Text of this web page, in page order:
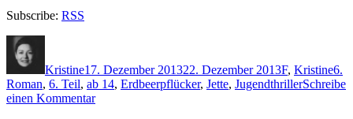
Subscribe: RSS
Kristine17. Dezember 201322. Dezember 2013F, Kristine6.
Roman, 6. Teil, ab 14, Erdbeerpflücker, Jette, JugendthrillerSchreibe
einen Kommentarzu